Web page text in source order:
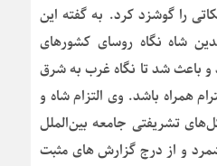
را گوشزد کرد. به گفته این
شاه نگاه روسای کشورهای
و باعث شد تا نگاه غرب به شرق
همراه باشد. وی التزام شاه و
تشریفتی جامعه بین‌الملل
و از درج گزارش های مثبت